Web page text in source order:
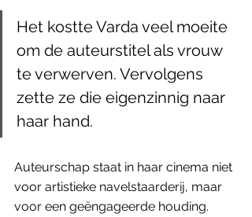
Het kostte Varda veel moeite
om de auteurstitel als vrouw
te verwerven. Vervolgens
zette ze die eigenzinnig naar
haar hand.
Auteurschap staat in haar cinema niet
voor artistieke navelstaarderij, maar
voor een geëngageerde houding.